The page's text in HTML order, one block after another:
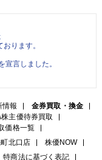
ります。
宣言しました。
情報
金券買取・換金
主優待券買取
価格一覧
北口店
株優NOW
特商法に基づく表記